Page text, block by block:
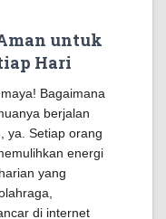
untuk
Hari
Bagaimana
berjalan
ya. Setiap orang
energi
yang
di internet